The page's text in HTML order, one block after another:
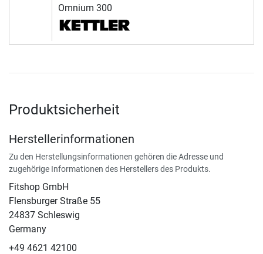
Omnium 300
Produktsicherheit
Herstellerinformationen
Zu den Herstellungsinformationen gehören die Adresse und
zugehörige Informationen des Herstellers des Produkts.
Fitshop GmbH
Flensburger Straße 55
24837 Schleswig
Germany
+49 4621 42100